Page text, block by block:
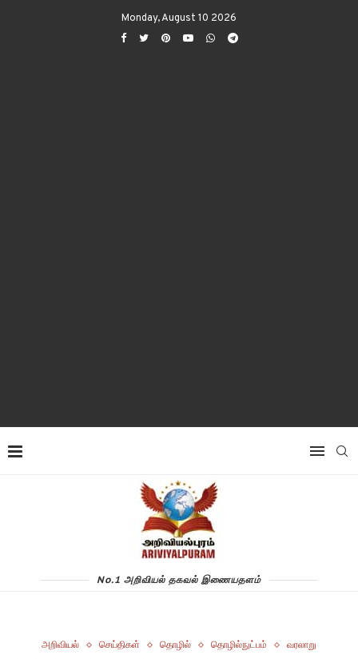
Monday, August 10 2026
No.1 அறிவியல் தகவல் இணையதளம்
அறிவியல் செய்திகள் தொழில் தொழில்நுட்பம் வரலாறு